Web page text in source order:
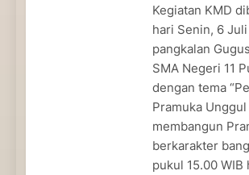
Kegiatan KMD
hari Senin, 6
pangkalan
SMA Negeri 11
dengan tema
Pramuka
membangun
berkarakter
pukul 15.00 WIB